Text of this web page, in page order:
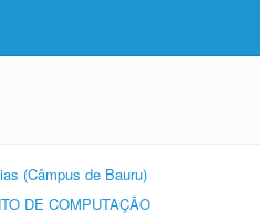
(Câmpus de Bauru)
DE COMPUTAÇÃO